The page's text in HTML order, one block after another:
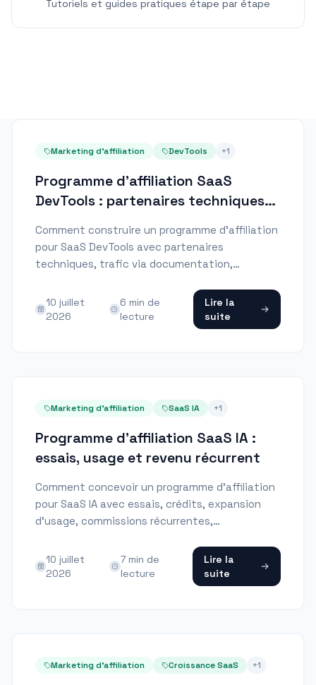
Tutoriels et guides pratiques étape par étape
Marketing d'affiliation DevTools +1
Programme d'affiliation SaaS
DevTools : partenaires techniques
Comment construire un programme d'affiliation
pour SaaS DevTools avec partenaires
techniques, trafic via documentation,
contrôle des paiements.
10 juillet
2026
6 min de
lecture
Lire la
suite
Marketing d'affiliation SaaS IA +1
Programme d'affiliation SaaS IA :
essais, usage et revenu récurrent
Comment concevoir un programme d'affiliation
pour SaaS IA avec essais, crédits, expansion
d'usage, commissions récurrentes,
10 juillet
2026
7 min de
lecture
Lire la
suite
Marketing d'affiliation Croissance SaaS +1